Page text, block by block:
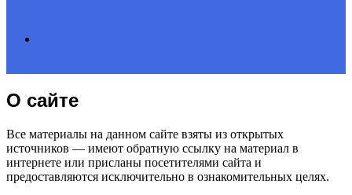
for
О сайте
Все материалы на данном сайте взяты из открытых
источников — имеют обратную ссылку на материал в
интернете или присланы посетителями сайта и
предоставляются исключительно в ознакомительных целях.